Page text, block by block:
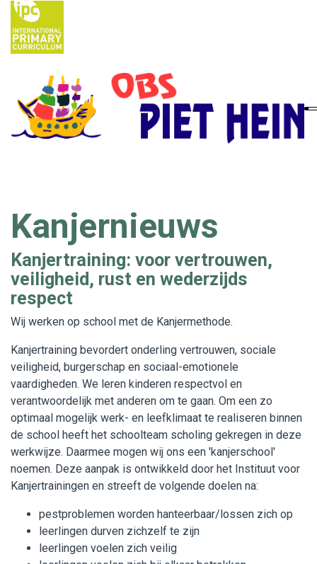
Home
Ouders
IPC
Contact
Vacatures
Kanjernieuws
Kanjertraining: voor vertrouwen,
veiligheid, rust en wederzijds
respect
Wij werken op school met de Kanjermethode.
Kanjertraining bevordert onderling vertrouwen, sociale
veiligheid, burgerschap en sociaal-emotionele
vaardigheden. We leren kinderen respectvol en
verantwoordelijk met anderen om te gaan. Om een zo
optimaal mogelijk werk- en leefklimaat te realiseren binnen
de school heeft het schoolteam scholing gekregen in deze
werkwijze. Daarmee mogen wij ons een 'kanjerschool'
noemen. Deze aanpak is ontwikkeld door het Instituut voor
Kanjertrainingen en streeft de volgende doelen na:
pestproblemen worden hanteerbaar/lossen zich op
leerlingen durven zichzelf te zijn
leerlingen voelen zich veilig